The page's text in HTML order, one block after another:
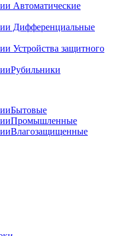
Автоматические
Дифференциальные
Устройства защитного
Рубильники
Бытовые
Промышленные
Влагозащищенные